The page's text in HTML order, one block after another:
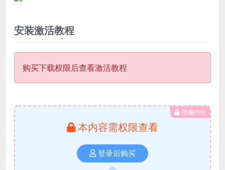
安装激活教程
购买下载权限后查看激活教程
隐藏内容
本内容需权限查看
登录后购买